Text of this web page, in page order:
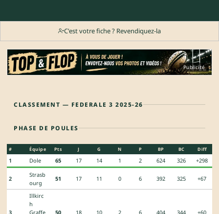
C'est votre fiche ? Revendiquez-la
Publicité
CLASSEMENT — FEDERALE 3 2025-26
PHASE DE POULES
# Équipe Pts J G N P BP BC Diff
1 Dole 65 17 14 1 2 624 326 +298
2
Strasb
ourg
51 17 11 0 6 392 325 +67
3
Illkirc
h
Graffe
50 18 10 2 6 404 344 +60